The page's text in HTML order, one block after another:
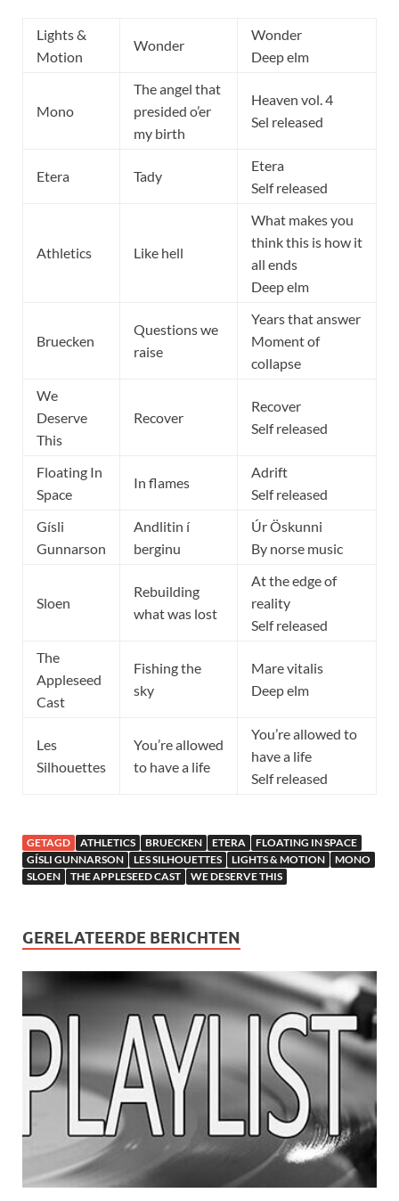
Lights &
Motion
Wonder
Wonder
Deep elm
Mono
The angel that
presided o’er
my birth
Heaven vol. 4
Sel released
Etera Tady
Etera
Self released
Athletics Like hell
What makes you
think this is how it
all ends
Deep elm
Bruecken
Questions we
raise
Years that answer
Moment of
collapse
We
Deserve
This
Recover
Recover
Self released
Floating In
Space
In flames
Adrift
Self released
Gísli
Gunnarson
Andlitin í
berginu
Úr Öskunni
By norse music
Sloen
Rebuilding
what was lost
At the edge of
reality
Self released
The
Appleseed
Cast
Fishing the
sky
Mare vitalis
Deep elm
Les
Silhouettes
You’re allowed
to have a life
You’re allowed to
have a life
Self released
GETAGD ATHLETICS BRUECKEN ETERA
FLOATING IN SPACE
GÍSLI GUNNARSON
LES SILHOUETTES LIGHTS & MOTION
MONO
SLOEN
THE APPLESEED CAST WE DESERVE THIS
GERELATEERDE BERICHTEN